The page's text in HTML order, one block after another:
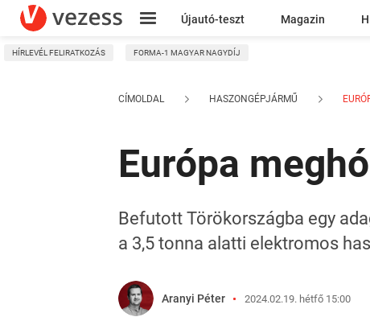
Újautó-teszt Magazin
Kresz
HÍRLEVÉL FELIRATKOZÁS FORMA-1 MAGYAR NAGYDÍJ
CÍMOLDAL HASZONGÉPJÁRMŰ
Európa
Befutott Törökországba egy
a 3,5 tonna alatti elektromos
Aranyi Péter 2024.02.19. hétfő 15:00